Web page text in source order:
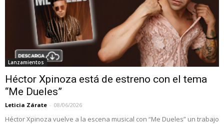
Lanzamientos
Héctor Xpinoza está de estreno con el tema
“Me Dueles”
Leticia Zárate - 08/06/2026
Héctor Xpinoza vuelve a la escena musical con “Me Dueles” un trabajo